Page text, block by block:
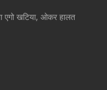
एगो खटिया, ओकर हालत